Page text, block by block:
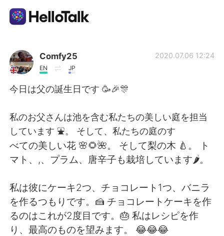
Language Exchange App
AI Grammar Checker
简体中文 繁體中文
Français Deutsch
日本語 한국어
Comfy25
EN JP
2020.07.06 12:24
今日は父の誕生日です 🥳🎉🎊
私のお父さんは池を含む私たちの美しい庭を担当
しています ⛲。 そして、私たちの庭のす
べての美しい花 🌸🌻🌺。 そして梨の木 🍐。 ト
マト、,、プラム、唐辛子も栽培しています🌶。
私は彼にケーキ2つ、チョコレート1つ、バニラ
を作るつもりです。🍰 チョコレートケーキを作
るのはこれが2度目です。🎂 私はレシピを作
り、最高のものを望みます。 😂😂😂